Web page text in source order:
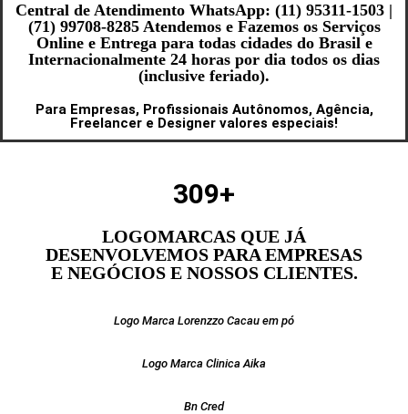
Central de Atendimento WhatsApp: (11) 95311-1503 |
(71) 99708-8285 Atendemos e Fazemos os Serviços
Online e Entrega para todas cidades do Brasil e
Internacionalmente 24 horas por dia todos os dias
(inclusive feriado).
Para Empresas, Profissionais Autônomos, Agência,
Freelancer e Designer valores especiais!
309+
LOGOMARCAS QUE JÁ
DESENVOLVEMOS PARA EMPRESAS
E NEGÓCIOS E NOSSOS CLIENTES.
Logo Marca Lorenzzo Cacau em pó
Logo Marca Clinica Aika
Bn Cred